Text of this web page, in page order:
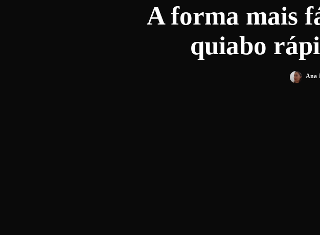
A forma mais
quiabo
Ana